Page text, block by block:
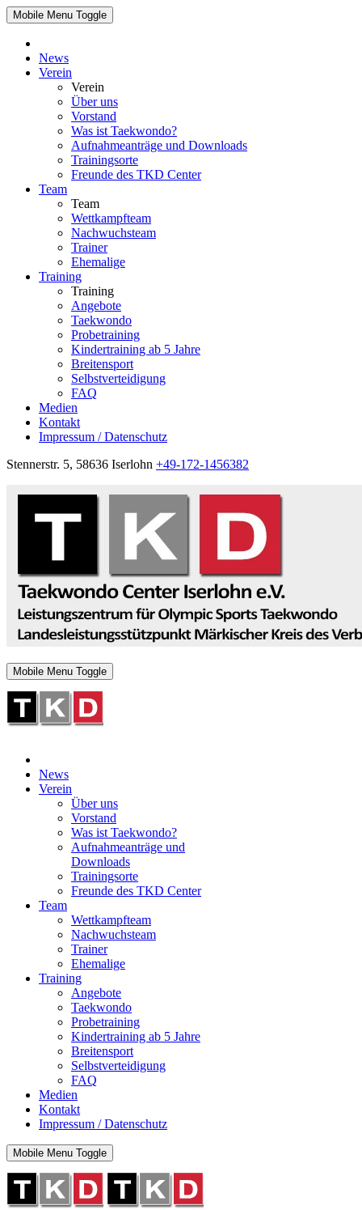
Mobile Menu Toggle
News
Verein
Verein
Über uns
Vorstand
Was ist Taekwondo?
Aufnahmeanträge und Downloads
Trainingsorte
Freunde des TKD Center
Team
Team
Wettkampfteam
Nachwuchsteam
Trainer
Ehemalige
Training
Training
Angebote
Taekwondo
Probetraining
Kindertraining ab 5 Jahre
Breitensport
Selbstverteidigung
FAQ
Medien
Kontakt
Impressum / Datenschutz
Stennerstr. 5, 58636 Iserlohn +49-172-1456382
Mobile Menu Toggle
News
Verein
Über uns
Vorstand
Was ist Taekwondo?
Aufnahmeanträge und
Downloads
Trainingsorte
Freunde des TKD Center
Team
Wettkampfteam
Nachwuchsteam
Trainer
Ehemalige
Training
Angebote
Taekwondo
Probetraining
Kindertraining ab 5 Jahre
Breitensport
Selbstverteidigung
FAQ
Medien
Kontakt
Impressum / Datenschutz
Mobile Menu Toggle